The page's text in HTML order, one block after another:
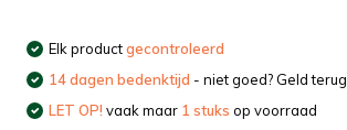
Elk productgecontroleerd
14 dagen bedenktijd - niet goed? Geld terug
LET OP! vaak maar 1 stuks op voorraad